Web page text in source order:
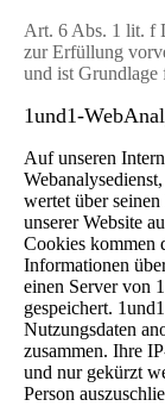
Art. 6 Abs. 1 lit. f
zur Erfüllung
und ist Grundlage
1und1-
Auf unseren
wertet über
unserer Website
Cookies kommen
Informationen
einen Server von
gespeichert.
Nutzungsdaten
zusammen. Ihre
und nur gekürzt
Person